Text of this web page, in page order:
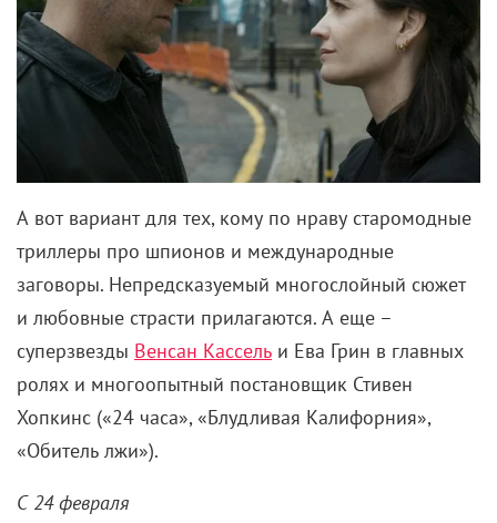
А вот вариант для тех, кому по нраву старомодные
триллеры про шпионов и международные
заговоры. Непредсказуемый многослойный сюжет
и любовные страсти прилагаются. А еще –
суперзвезды Венсан Кассель и Ева Грин в главных
ролях и многоопытный постановщик Стивен
Хопкинс («24 часа», «Блудливая Калифорния»,
«Обитель лжи»).
С 24 февраля